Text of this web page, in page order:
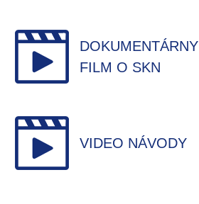
DOKUMENTÁRNY
FILM O SKN
VIDEO NÁVODY